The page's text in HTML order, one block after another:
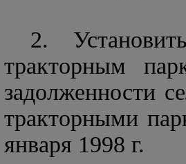
2.
тракторным
задолженности
тракторными
января 1998 г.